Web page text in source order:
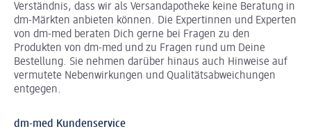
Verständnis, dass wir als Versandapotheke keine Beratung in
dm-Märkten anbieten können. Die Expertinnen und Experten
von dm-med beraten Dich gerne bei Fragen zu den
Produkten von dm-med und zu Fragen rund um Deine
Bestellung. Sie nehmen darüber hinaus auch Hinweise auf
vermutete Nebenwirkungen und Qualitätsabweichungen
entgegen.
dm-med Kundenservice